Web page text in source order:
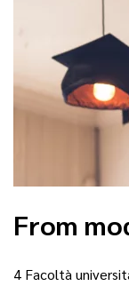
From
4 Facoltà